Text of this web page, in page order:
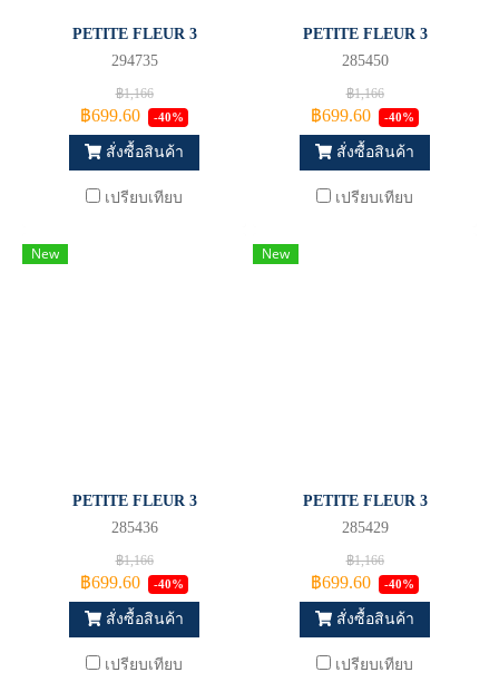
PETITE FLEUR 3
294735
฿1,166
฿699.60 -40%
สั่งซื้อสินค้า
เปรียบเทียบ
PETITE FLEUR 3
285450
฿1,166
฿699.60 -40%
สั่งซื้อสินค้า
เปรียบเทียบ
New
PETITE FLEUR 3
285436
฿1,166
฿699.60 -40%
สั่งซื้อสินค้า
เปรียบเทียบ
New
PETITE FLEUR 3
285429
฿1,166
฿699.60 -40%
สั่งซื้อสินค้า
เปรียบเทียบ